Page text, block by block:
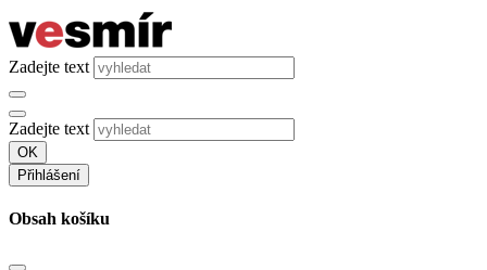
Zadejte text
Zadejte text
OK
Přihlášení
Obsah košíku